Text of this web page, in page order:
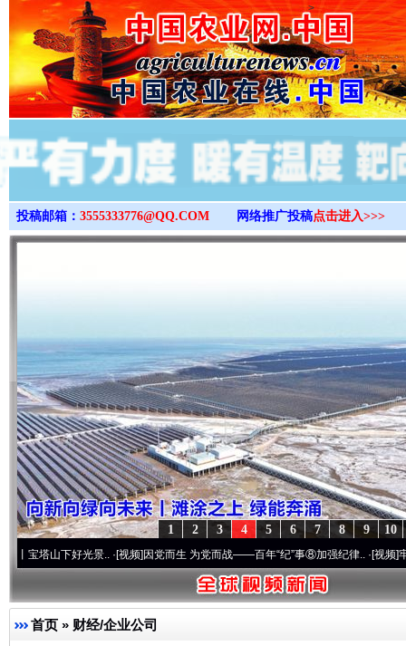
>
投稿邮箱： 3555333776@QQ.COM 网络推广投稿点击进入>>>
10
9
8
7
6
5
4
3
2
1
好光景..·[视频]因党而生 为党而战——百年“纪”事⑧加强纪律..·[视频]牢记初心使命
首页 » 财经/企业公司